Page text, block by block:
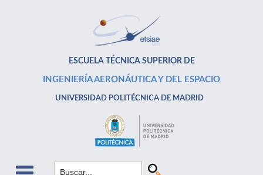
ESCUELA TÉCNICA SUPERIOR DE
INGENIERÍA AERONÁUTICA Y DEL ESPACIO
UNIVERSIDAD POLITÉCNICA DE MADRID